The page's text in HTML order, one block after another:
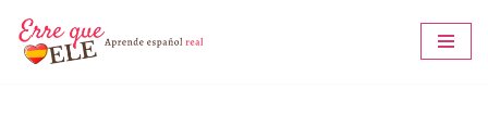
Saltar